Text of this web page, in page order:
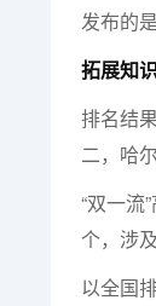
发布的
拓展知识
排名结
二，哈
“双一流
个，涉
以全国